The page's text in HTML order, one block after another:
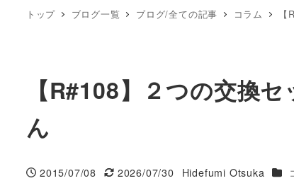
トップ ブログ一覧 ブログ/全ての記事 コラム
【R#108】２つの交換
ん
投稿日
2015/07/08
更新日
2026/07/30
著
Hidefumi Otsuka カテ